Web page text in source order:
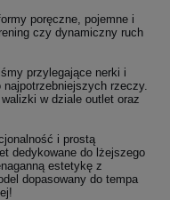
poręczne, pojemne i
czy dynamiczny ruch
przylegające nerki i
rzeczy.
w dziale outlet oraz
i prostą
dedykowane do lżejszego
estetykę z
dopasowany do tempa